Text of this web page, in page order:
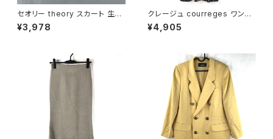
セオリー theory スカート 生成
色 2サイズ 900587
¥3,978
クレージュ courreges ワンピ
ース 半袖 ドット ブランドロゴ
飾りポケット 黒 38サイズ 9214
¥4,905